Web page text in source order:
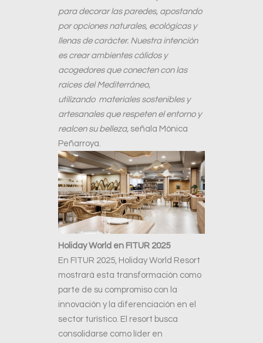
para decorar las paredes, apostando
por opciones naturales, ecológicas y
llenas de carácter. Nuestra intención
es crear ambientes cálidos y
acogedores que conecten con las
raíces del Mediterráneo,
utilizando materiales sostenibles y
artesanales que respeten el entorno y
realcen su belleza, señala Mónica
Peñarroya.
Holiday World en FITUR 2025
En FITUR 2025, Holiday World Resort
mostrará esta transformación como
parte de su compromiso con la
innovación y la diferenciación en el
sector turístico. El resort busca
consolidarse como líder en